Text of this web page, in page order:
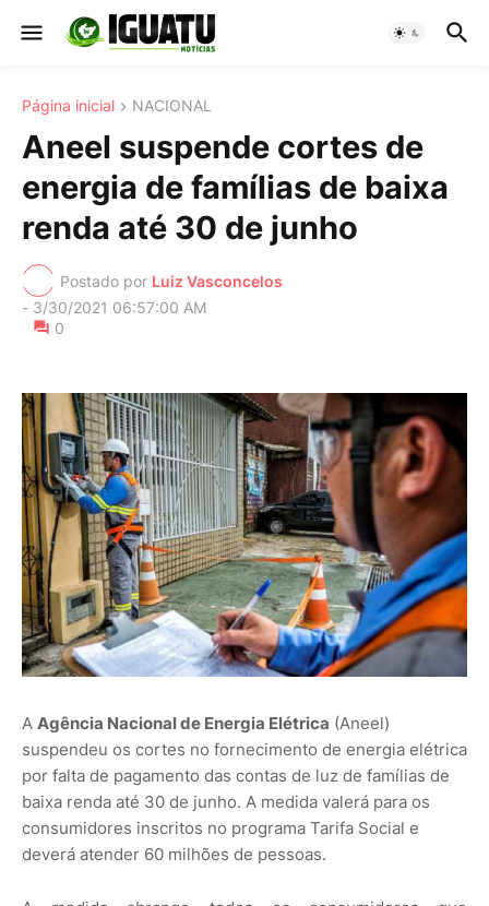
Página inicial NACIONAL
Aneel suspende cortes de
energia de famílias de baixa
renda até 30 de junho
Postado por Luiz Vasconcelos
- 3/30/2021 06:57:00 AM
0
A Agência Nacional de Energia Elétrica (Aneel)
suspendeu os cortes no fornecimento de energia elétrica
por falta de pagamento das contas de luz de famílias de
baixa renda até 30 de junho. A medida valerá para os
consumidores inscritos no programa Tarifa Social e
deverá atender 60 milhões de pessoas.